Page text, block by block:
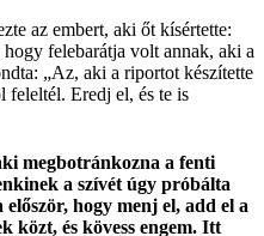
az embert, aki őt kísértette:
felebarátja volt annak, aki a
„Az, aki a riportot készítette
feleltél. Eredj el, és te is
megbotránkozna a fenti
a szívét úgy próbálta
hogy menj el, add el a
közt, és kövess engem. Itt